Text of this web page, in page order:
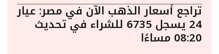
تراجع أسعار الذهب الآن في مصر: عيار
24 يسجل 6735 للشراء في تحديث
08:20 مساءًا